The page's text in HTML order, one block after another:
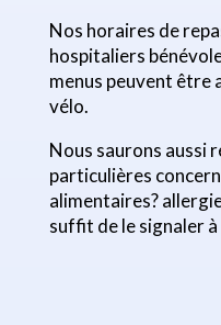
Nos horaires de
hospitaliers
menus peuvent être
vélo.
Nous saurons aussi
particulières
alimentaires?
suffit de le signaler